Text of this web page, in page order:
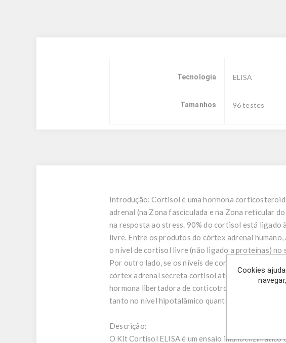
Tecnologia ELISA
Tamanhos 96 testes
Introdução:Cortisol é uma hormona
adrenal (na Zona fasciculada e na Zona reticular
na resposta ao stress. 90% do cortisol está ligado
livre. Entre os produtos do córtex adrenal
o nível de cortisol livre (não ligado a proteínas) no
Por outro lado, se os níveis de cortisol estiverem
córtex adrenal secreta cortisol até que os níveis
hormona libertadora de corticotropina (CRH)
tanto no nível hipotalâmico quanto no hipofisário.
Descrição:
O Kit Cortisol ELISA é um ensaio
Cookies